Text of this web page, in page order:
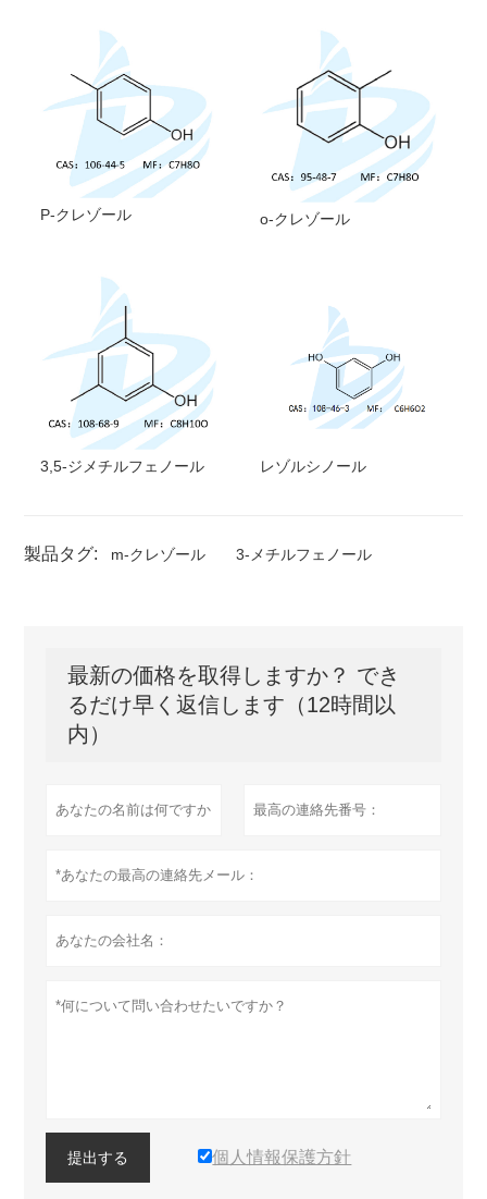
ハザードコード
P-クレゾール o-クレゾール
3,5-ジメチルフェノール レゾルシノール
製品タグ: m-クレゾール 3-メチルフェノール
最新の価格を取得しますか？ でき
るだけ早く返信します（12時間以
内）
提出する 個人情報保護方針